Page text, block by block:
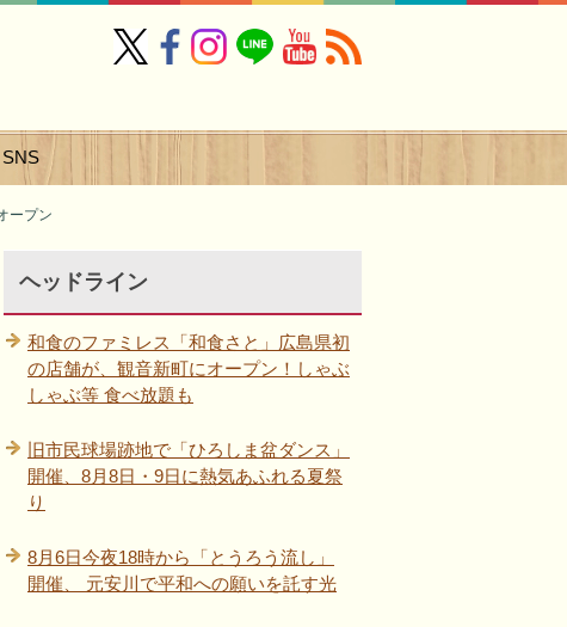
SNS
ープン
ヘッドライン
和食のファミレス「和食さと」広島県初
の店舗が、観音新町にオープン！しゃぶ
しゃぶ等 食べ放題も
旧市民球場跡地で「ひろしま盆ダンス」
開催、8月8日・9日に熱気あふれる夏祭
り
8月6日今夜18時から「とうろう流し」
開催、 元安川で平和への願いを託す光